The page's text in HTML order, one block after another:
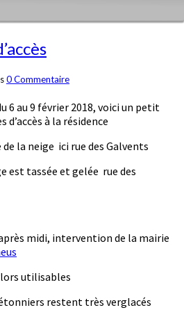
0 Commentaire
6 au 9 février 2018, voici un petit
d’accès à la résidence
la neige ici rue des Galvents
est tassée et gelée rue des
midi, intervention de la mairie
utilisables
restent très verglacés